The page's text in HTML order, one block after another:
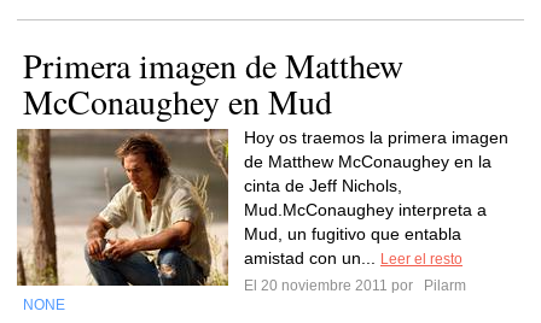
Primera imagen de Matthew
McConaughey en Mud
Hoy os traemos la primera imagen
de Matthew McConaughey en la
cinta de Jeff Nichols,
Mud.McConaughey interpreta a
Mud, un fugitivo que entabla
amistad con un...
Leer el resto
El 20 noviembre 2011 por
Pilarm
NONE